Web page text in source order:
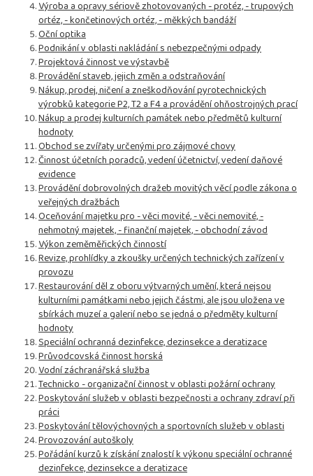
Výroba a opravy sériově zhotovovaných - protéz, - trupových
ortéz, - končetinových ortéz, - měkkých bandáží
Oční optika
Podnikání v oblasti nakládání s nebezpečnými odpady
Projektová činnost ve výstavbě
Provádění staveb, jejich změn a odstraňování
Nákup, prodej, ničení a zneškodňování pyrotechnických
výrobků kategorie P2, T2 a F4 a provádění ohňostrojných prací
Nákup a prodej kulturních památek nebo předmětů kulturní
hodnoty
Obchod se zvířaty určenými pro zájmové chovy
Činnost účetních poradců, vedení účetnictví, vedení daňové
evidence
Provádění dobrovolných dražeb movitých věcí podle zákona o
veřejných dražbách
Oceňování majetku pro - věci movité, - věci nemovité, -
nehmotný majetek, - finanční majetek, - obchodní závod
Výkon zeměměřických činností
Revize, prohlídky a zkoušky určených technických zařízení v
provozu
Restaurování děl z oboru výtvarných umění, která nejsou
kulturními památkami nebo jejich částmi, ale jsou uložena ve
sbírkách muzeí a galerií nebo se jedná o předměty kulturní
hodnoty
Speciální ochranná dezinfekce, dezinsekce a deratizace
Průvodcovská činnost horská
Vodní záchranářská služba
Technicko - organizační činnost v oblasti požární ochrany
Poskytování služeb v oblasti bezpečnosti a ochrany zdraví při
práci
Poskytování tělovýchovných a sportovních služeb v oblasti
Provozování autoškoly
Pořádání kurzů k získání znalostí k výkonu speciální ochranné
dezinfekce, dezinsekce a deratizace